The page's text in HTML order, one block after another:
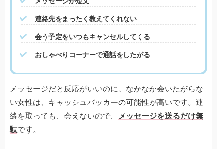
連絡先をまったく教えてくれない
会う予定をいつもキャンセルしてくる
おしゃべりコーナーで通話をしたがる
メッセージだと反応がいいのに、なかなか会いたがらな
い女性は、キャッシュバッカーの可能性が高いです。連
絡を取っても、会えないので、
メッセージを送るだけ無
駄です。